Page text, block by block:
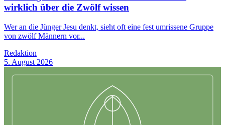
wirklich über die Zwölf wissen
Wer an die Jünger Jesu denkt, sieht oft eine fest umrissene Gruppe
von zwölf Männern vor...
Redaktion
5. August 2026